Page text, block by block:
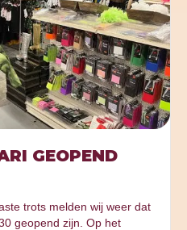
GEOPEND
trots melden wij weer dat
geopend zijn. Op het